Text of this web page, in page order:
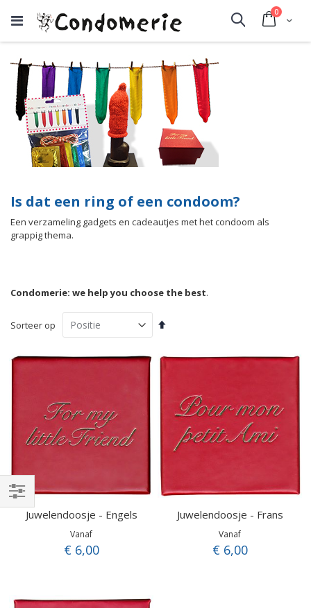
Cart
0
Search
Is dat een ring of een condoom?
Een verzameling gadgets en cadeautjes met het condoom als
grappig thema.
Condomerie: we help you choose the best.
Sorteer op
Van
laag
Juwelendoosje - Engels
Vanaf
€ 6,00
Juwelendoosje - Frans
Vanaf
€ 6,00
Filteren